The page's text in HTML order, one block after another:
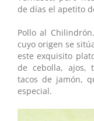
de días el apetito
Pollo al
cuyo origen se
este exquisito
de cebolla, ajos,
tacos de jamón,
especial.